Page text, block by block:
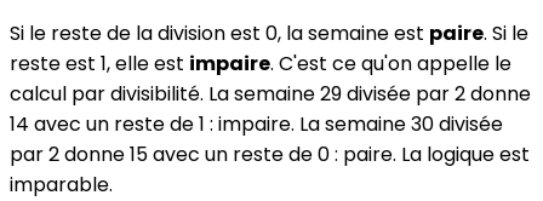
Si le reste de la division est 0, la semaine est paire. Si le
reste est 1, elle est impaire. C'est ce qu'on appelle le
calcul par divisibilité. La semaine 29 divisée par 2 donne
14 avec un reste de 1 : impaire. La semaine 30 divisée
par 2 donne 15 avec un reste de 0 : paire. La logique est
imparable.